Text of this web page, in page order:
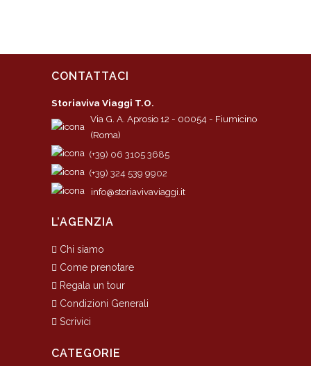
CONTATTACI
Storiaviva Viaggi T.O.
Via G. A. Aprosio 12 - 00054 - Fiumicino
(Roma)
(+39) 06 3105 3685
(+39) 324 539 9902
info@storiavivaviaggi.it
L’AGENZIA
Chi siamo
Come prenotare
Regala un tour
Condizioni Generali
Scrivici
CATEGORIE